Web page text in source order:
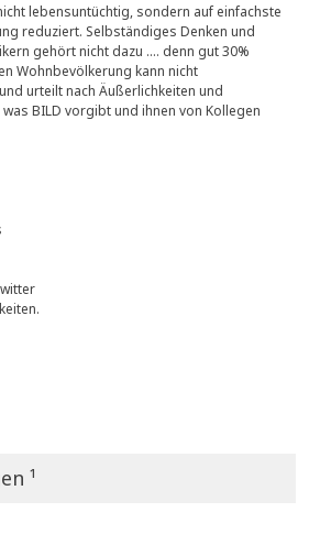
lebensuntüchtig, sondern auf einfachste
reduziert. Selbständiges Denken und
gehört nicht dazu …. denn gut 30%
Wohnbevölkerung kann nicht
urteilt nach Äußerlichkeiten und
BILD vorgibt und ihnen von Kollegen
¹